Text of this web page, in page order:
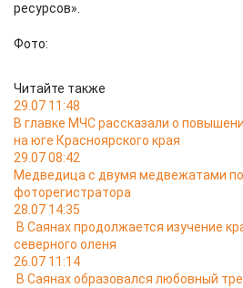
ресурсов».
Фото:
Читайте также
29.07 11:48
В главке МЧС рассказали о
на юге Красноярского края
29.07 08:42
Медведица с двумя медвежатами
фоторегистратора
28.07 14:35
В Саянах продолжается изучение
северного оленя
26.07 11:14
В Саянах образовался любовный